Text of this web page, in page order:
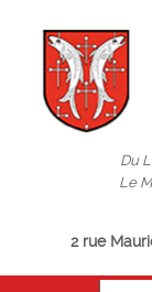
Du
Le
2 rue